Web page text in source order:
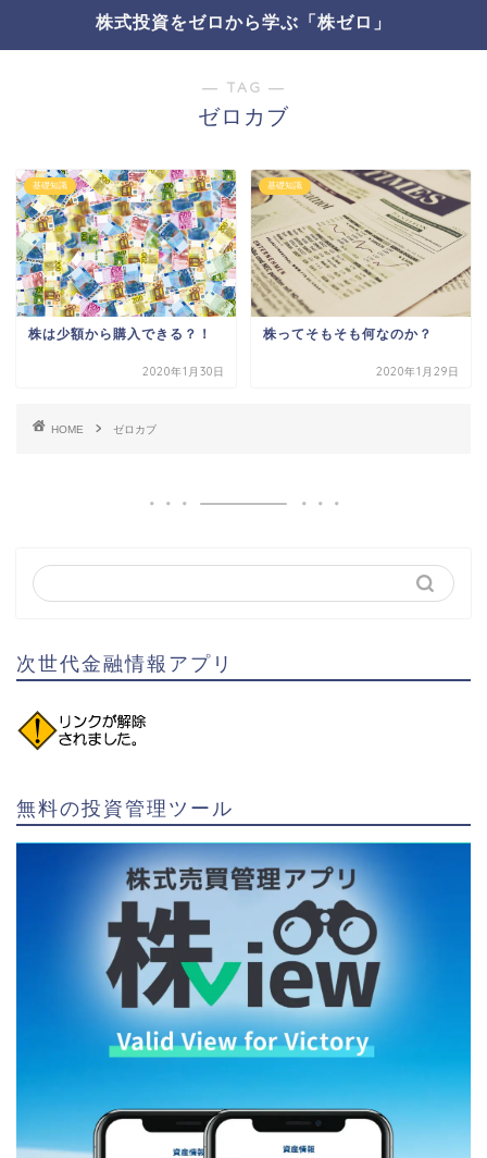
株式投資をゼロから学ぶ「株ゼロ」
― TAG ―
ゼロカブ
基礎知識
株は少額から購入できる？！
2020年1月30日
基礎知識
株ってそもそも何なのか？
2020年1月29日
HOME ゼロカブ
次世代金融情報アプリ
無料の投資管理ツール